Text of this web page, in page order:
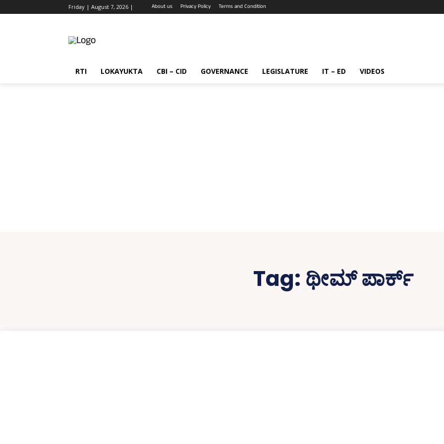
Friday | August 7, 2026 | About us Privacy Policy Terms and Condition
RTI LOKAYUKTA CBI – CID GOVERNANCE LEGISLATURE IT – ED VIDEOS
Tag: ಥೀಮ್‌ ಪಾರ್ಕ್‌